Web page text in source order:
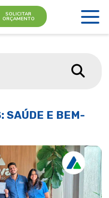
SOLICITAR
ORÇAMENTO
SAÚDE E BEM-